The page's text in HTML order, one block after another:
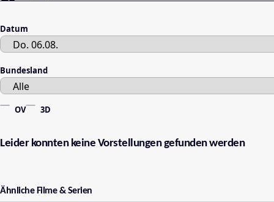
Datum
Bundesland
OV 3D
Leider konnten keine Vorstellungen gefunden werden
Ähnliche Filme & Serien